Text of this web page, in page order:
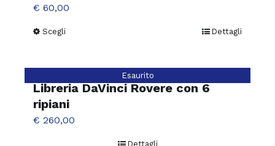
€ 60,00
ScegliQuesto
ha
più
varianti.
Le
Dettagli
Esaurito
Libreria DaVinci Rovere con 6
ripiani
€ 260,00
Dettagli